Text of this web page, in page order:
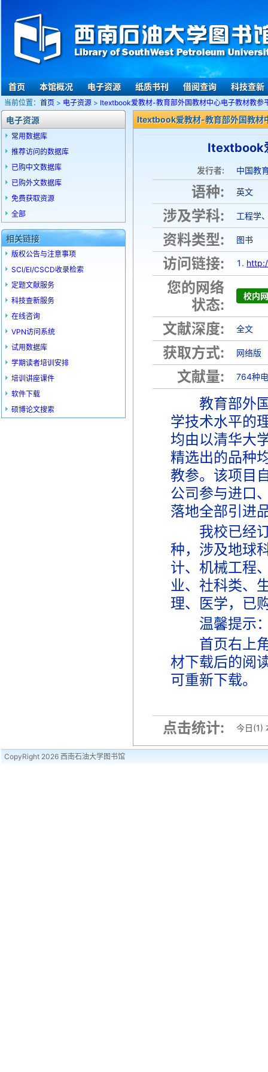
首页 本馆概况 电子资源 纸质书刊 借阅查询 科技查新
当前位置： 首页 > 电子资源 > Itextbook爱教材-教育部外国教材中心电子教材教参
电子资源
常用数据库
推荐访问的数据库
已购中文数据库
已购外文数据库
免费获取资源
全部
相关链接
版权公告与注意事项
SCI/EI/CSCD收录检索
定题文献服务
科技查新服务
在线咨询
VPN访问系统
试用数据库
学期读者培训安排
培训讲座课件
软件下载
硕博论文搜索
Itextbook爱教材-教育部外国教材
Itextbook
发行者: 中国教
语种: 英文
涉及学科: 工程学
资料类型: 图书
访问链接:
您的网络
状态:
校内
文献深度: 全文
获取方式: 网络版
文献量: 764种
教育部外国
学技术水平的
均由以清华大
精选出的品种
教参。该项目
公司参与进口
落地全部引进
我校已经订
种，涉及地球
计、机械工程
业、社科类、
理、医学，已
温馨提示
首页右上角
材下载后的阅
可重新下载。
点击统计: 今日(1)
CopyRight 2026 西南石油大学图书馆